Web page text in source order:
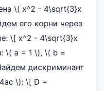
\( x^2 - 4\sqrt{3}x
его корни через
\[ x^2 - 4\sqrt{3}x
\( a = 1 \), \( b =
дискриминант
\): \[ D =